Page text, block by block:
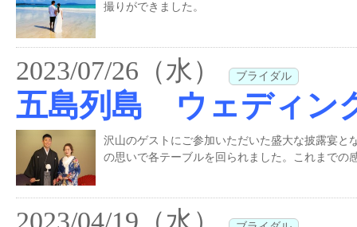
撮りができました。
2023/07/26（水） ブライダル
五島列島 ウェディン
沢山のゲストにご参加いただいた盛大な披露宴と
の思いで各テーブルを回られました。これまでの
2023/04/19（水）